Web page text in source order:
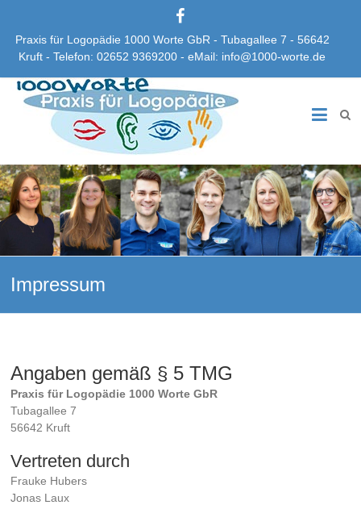
Praxis für Logopädie 1000 Worte GbR - Tubagallee 7 - 56642
Kruft - Telefon: 02652 9369200 - eMail: info@1000-worte.de
Praxis
Logopädie
1000
Worte
GbR
Impressum
Angaben gemäß § 5 TMG
Praxis für Logopädie 1000 Worte GbR
Tubagallee 7
56642 Kruft
Vertreten durch
Frauke Hubers
Jonas Laux